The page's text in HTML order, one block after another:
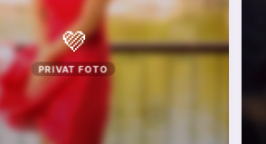
💜
PRIVAT FOTO